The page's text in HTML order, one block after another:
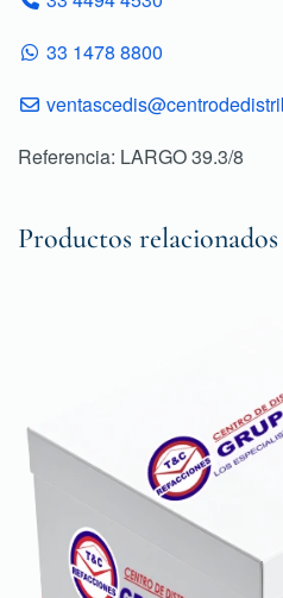
33 1478 8800
Referencia: LARGO 39.3/8
Productos relacionados